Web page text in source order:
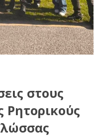
στους
Ρητορικούς